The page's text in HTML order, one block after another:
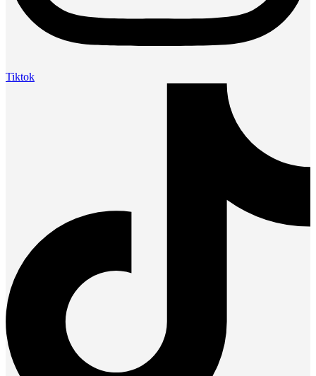
Tiktok